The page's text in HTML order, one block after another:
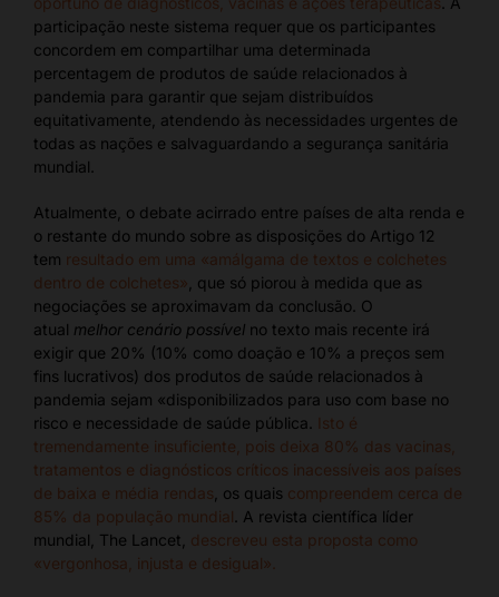
participação neste sistema requer que os participantes
concordem em compartilhar uma determinada
percentagem de produtos de saúde relacionados à
pandemia para garantir que sejam distribuídos
equitativamente, atendendo às necessidades urgentes de
todas as nações e salvaguardando a segurança sanitária
mundial.
Atualmente, o debate acirrado entre países de alta renda e
o restante do mundo sobre as disposições do Artigo 12
tem resultado em uma «amálgama de textos e colchetes
dentro de colchetes» , que só piorou à medida que as
negociações se aproximavam da conclusão. O
atual melhor cenário possível no texto mais recente irá
exigir que 20% (10% como doação e 10% a preços sem
fins lucrativos) dos produtos de saúde relacionados à
pandemia sejam «disponibilizados para uso com base no
risco e necessidade de saúde pública.
Isto é
tremendamente insuficiente, pois deixa 80% das vacinas,
tratamentos e diagnósticos críticos inacessíveis aos países
de baixa e média rendas , os quais compreendem cerca de
85% da população mundial . A revista científica líder
mundial, The Lancet, descreveu esta proposta como
«vergonhosa, injusta e desigual».